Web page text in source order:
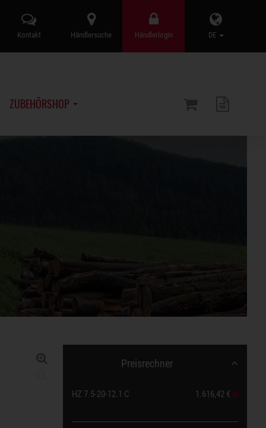
DE
Händlerlogin
Händlersuche
Kontakt
ZUBEHÖRSHOP
Preisrechner
HZ 7.5-20-12.1 C 1.616,42 €